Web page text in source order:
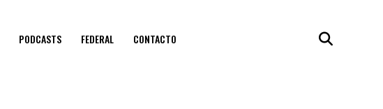
PODCASTS FEDERAL CONTACTO